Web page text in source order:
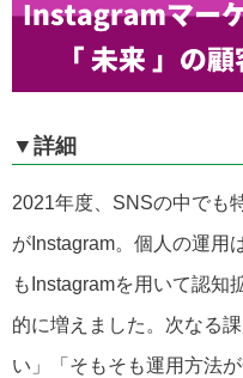
▼詳細
2021年度、 SNSの中でも
が Instagram。個人の運用
も Instagramを用いて認知
的に増えました。次なる
い」「そもそも運用方法